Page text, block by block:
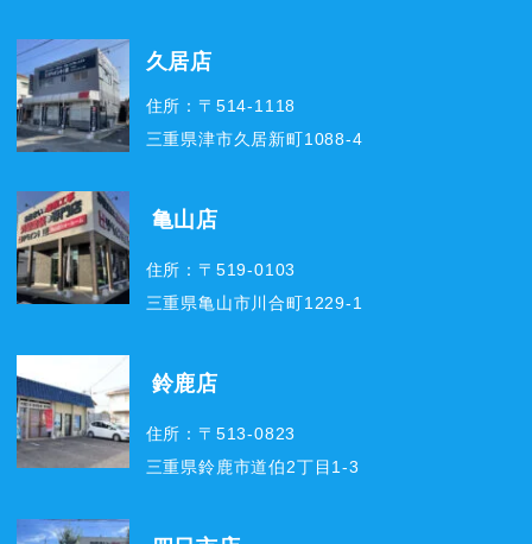
久居店
住所：〒514-1118
三重県津市久居新町1088-4
亀山店
住所：〒519-0103
三重県亀山市川合町1229-1
鈴鹿店
住所：〒513-0823
三重県鈴鹿市道伯2丁目1-3